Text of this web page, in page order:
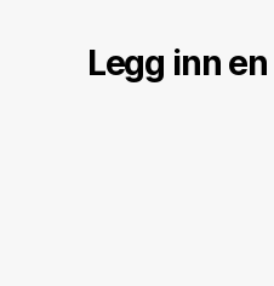
Legg inn